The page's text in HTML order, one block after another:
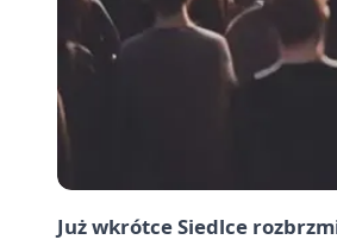
Już wkrótce Siedlce